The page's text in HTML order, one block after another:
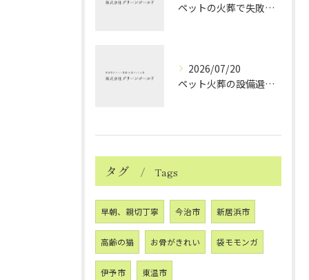
ペットの火葬で失敗しない業者選択と後悔しないポイントを徹底解説
2026/07/20
ペット火葬の設備選びと愛媛県西条市で安心して見送るためのポイント
タグ Tags
早朝、親切丁寧 今治市 新居浜市
高齢の猫 お骨がきれい 袋モモンガ
伊予市 東温市